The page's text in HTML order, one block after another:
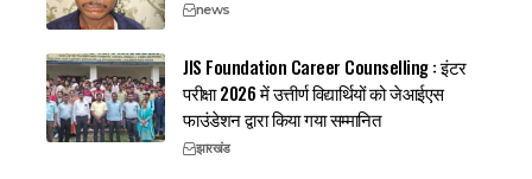
news
JIS Foundation Career Counselling : इंटर
परीक्षा 2026 में उत्तीर्ण विद्यार्थियों को जेआईएस
फाउंडेशन द्वारा किया गया सम्मानित
झारखंड